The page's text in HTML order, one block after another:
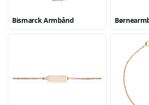
Bismarck Armbånd